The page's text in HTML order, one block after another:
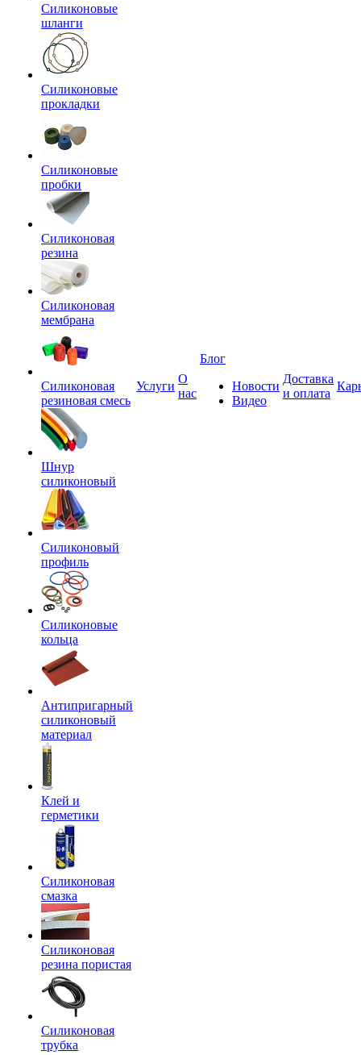
Силиконовые
шланги
Силиконовые
прокладки
Силиконовые
пробки
Силиконовая
резина
Силиконовая
мембрана
Силиконовая
резиновая смесь
Шнур
силиконовый
Силиконовый
профиль
Силиконовые
кольца
Антипригарный
силиконовый
материал
Клей и
герметики
Силиконовая
смазка
Силиконовая
резина пористая
Силиконовая
трубка
Услуги
О
нас
Блог
Новости
Видео
Доставка
и оплата